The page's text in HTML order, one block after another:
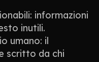
informazioni
inutili.
umano: il
scritto da chi